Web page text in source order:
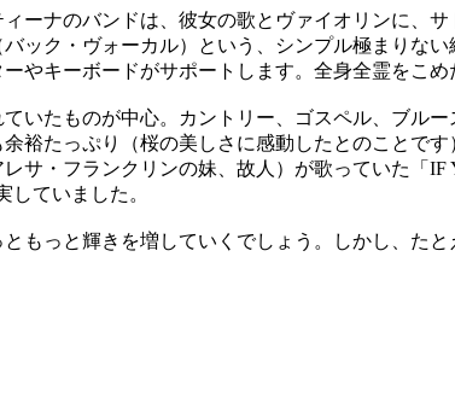
ーナのバンドは、彼女の歌とヴァイオリンに、
ック・ヴォーカル）という、シンプル極まりな
やキーボードがサポートします。全身全霊をこめ
いたものが中心。カントリー、ゴスペル、ブル
裕たっぷり（桜の美しさに感動したとのことで
サ・フランクリンの妹、故人）が歌っていた「
していました。
もっと輝きを増していくでしょう。しかし、た